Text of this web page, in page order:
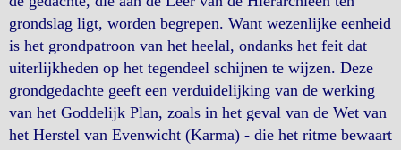
grondslag ligt, worden begrepen. Want wezenlijke eenheid
is het grondpatroon van het heelal, ondanks het feit dat
uiterlijkheden op het tegendeel schijnen te wijzen. Deze
grondgedachte geeft een verduidelijking van de werking
van het Goddelijk Plan, zoals in het geval van de Wet van
het Herstel van Evenwicht (Karma) - die het ritme bewaart